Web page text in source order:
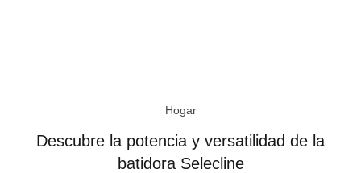
Hogar
Descubre la potencia y versatilidad de la
batidora Selecline